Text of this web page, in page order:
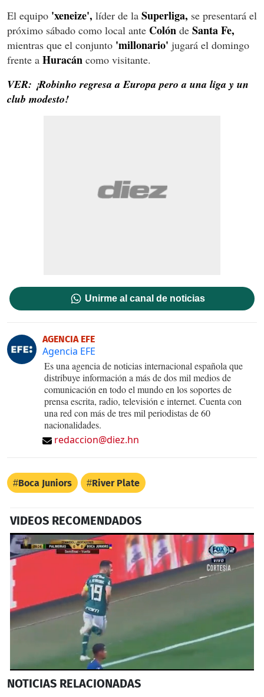
El equipo 'xeneize', líder de la Superliga, se presentará el
próximo sábado como local ante Colón de Santa Fe,
mientras que el conjunto 'millonario' jugará el domingo
frente a Huracán como visitante.
VER: ¡Robinho regresa a Europa pero a una liga y un
club modesto!
Unirme al canal de noticias
AGENCIA EFE
Agencia EFE
Es una agencia de noticias internacional española que
distribuye información a más de dos mil medios de
comunicación en todo el mundo en los soportes de
prensa escrita, radio, televisión e internet. Cuenta con
una red con más de tres mil periodistas de 60
nacionalidades.
redaccion@diez.hn
Boca Juniors River Plate
VIDEOS RECOMENDADOS
seconds
NOTICIAS RELACIONADAS